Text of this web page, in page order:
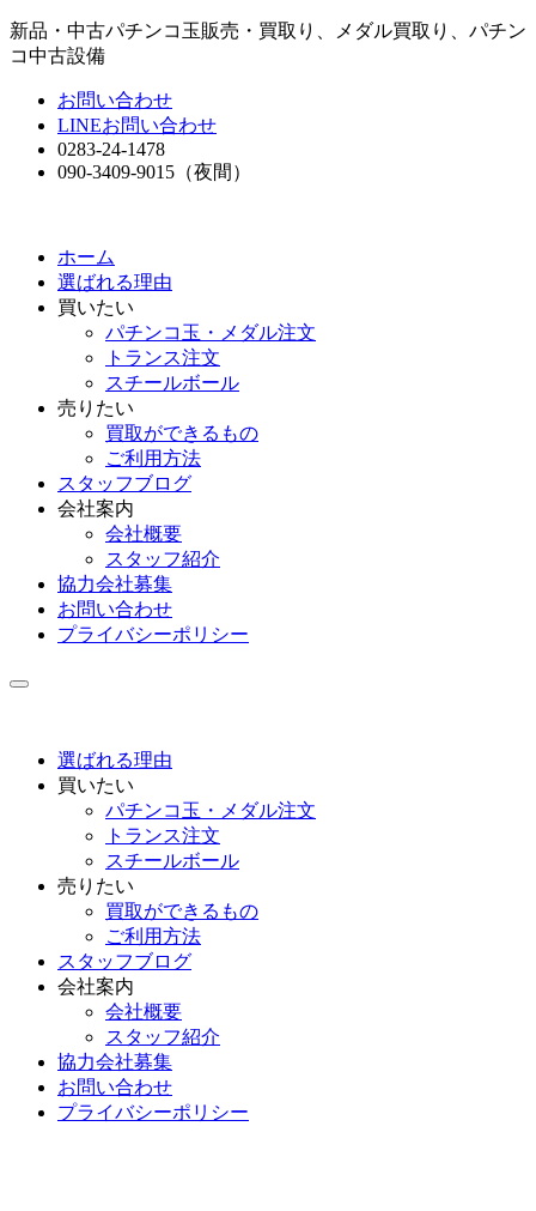
新品・中古パチンコ玉販売・買取り、メダル買取り、パチン
コ中古設備
お問い合わせ
LINEお問い合わせ
0283-24-1478
090-3409-9015 （夜間）
ホーム
選ばれる理由
買いたい
パチンコ玉・メダル注文
トランス注文
スチールボール
売りたい
買取ができるもの
ご利用方法
スタッフブログ
会社案内
会社概要
スタッフ紹介
協力会社募集
お問い合わせ
プライバシーポリシー
選ばれる理由
買いたい
パチンコ玉・メダル注文
トランス注文
スチールボール
売りたい
買取ができるもの
ご利用方法
スタッフブログ
会社案内
会社概要
スタッフ紹介
協力会社募集
お問い合わせ
プライバシーポリシー